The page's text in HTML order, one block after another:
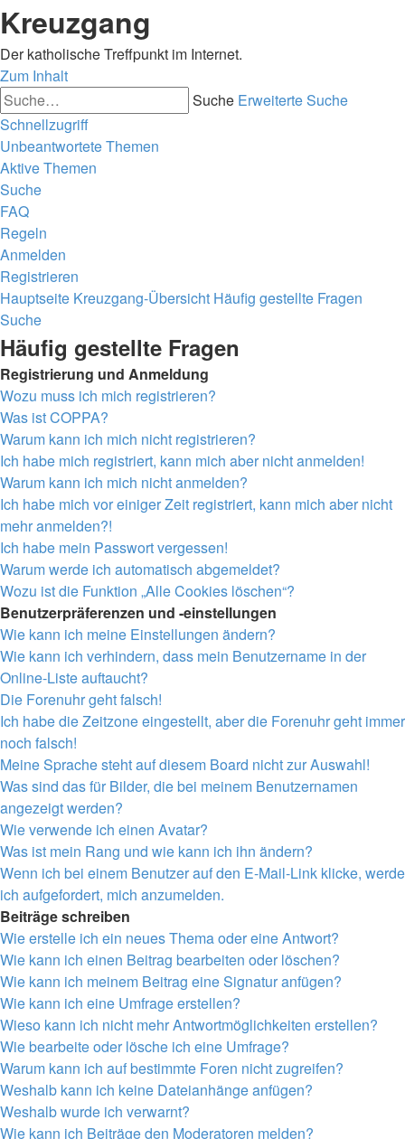
Kreuzgang
Der katholische Treffpunkt im Internet.
Zum Inhalt
Suche Erweiterte Suche
Schnellzugriff
Unbeantwortete Themen
Aktive Themen
Suche
FAQ
Regeln
Anmelden
Registrieren
Hauptseite Kreuzgang-Übersicht Häufig gestellte Fragen
Suche
Häufig gestellte Fragen
Registrierung und Anmeldung
Wozu muss ich mich registrieren?
Was ist COPPA?
Warum kann ich mich nicht registrieren?
Ich habe mich registriert, kann mich aber nicht anmelden!
Warum kann ich mich nicht anmelden?
Ich habe mich vor einiger Zeit registriert, kann mich aber nicht
mehr anmelden?!
Ich habe mein Passwort vergessen!
Warum werde ich automatisch abgemeldet?
Wozu ist die Funktion „Alle Cookies löschen“?
Benutzerpräferenzen und -einstellungen
Wie kann ich meine Einstellungen ändern?
Wie kann ich verhindern, dass mein Benutzername in der
Online-Liste auftaucht?
Die Forenuhr geht falsch!
Ich habe die Zeitzone eingestellt, aber die Forenuhr geht immer
noch falsch!
Meine Sprache steht auf diesem Board nicht zur Auswahl!
Was sind das für Bilder, die bei meinem Benutzernamen
angezeigt werden?
Wie verwende ich einen Avatar?
Was ist mein Rang und wie kann ich ihn ändern?
Wenn ich bei einem Benutzer auf den E-Mail-Link klicke, werde
ich aufgefordert, mich anzumelden.
Beiträge schreiben
Wie erstelle ich ein neues Thema oder eine Antwort?
Wie kann ich einen Beitrag bearbeiten oder löschen?
Wie kann ich meinem Beitrag eine Signatur anfügen?
Wie kann ich eine Umfrage erstellen?
Wieso kann ich nicht mehr Antwortmöglichkeiten erstellen?
Wie bearbeite oder lösche ich eine Umfrage?
Warum kann ich auf bestimmte Foren nicht zugreifen?
Weshalb kann ich keine Dateianhänge anfügen?
Weshalb wurde ich verwarnt?
Wie kann ich Beiträge den Moderatoren melden?